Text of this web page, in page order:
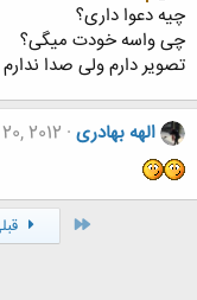
چیه دعوا داری؟
چی واسه خودت میگی؟
تصویر دارم ولی صدا ندارم
الهه بهادری 2012